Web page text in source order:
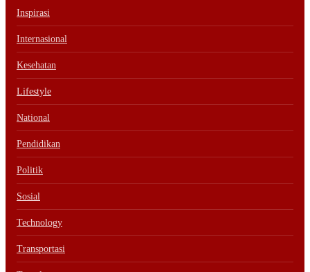
Inspirasi
Internasional
Kesehatan
Lifestyle
National
Pendidikan
Politik
Sosial
Technology
Transportasi